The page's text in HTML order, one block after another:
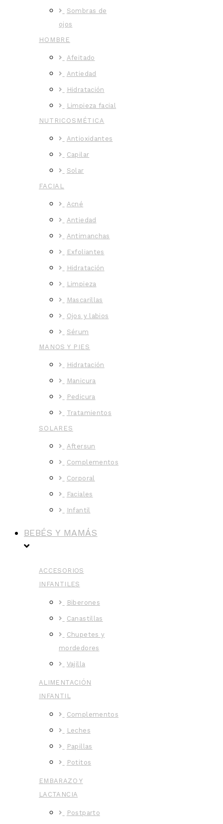
Sombras de
ojos
HOMBRE
Afeitado
Antiedad
Hidratación
Limpieza facial
NUTRICOSMÉTICA
Antioxidantes
Capilar
Solar
FACIAL
Acné
Antiedad
Antimanchas
Exfoliantes
Hidratación
Limpieza
Mascarillas
Ojos y labios
Sérum
MANOS Y PIES
Hidratación
Manicura
Pedicura
Tratamientos
SOLARES
Aftersun
Complementos
Corporal
Faciales
Infantil
BEBÉS Y MAMÁS
ACCESORIOS
INFANTILES
Biberones
Canastillas
Chupetes y
mordedores
Vajilla
ALIMENTACIÓN
INFANTIL
Complementos
Leches
Papillas
Potitos
EMBARAZO Y
LACTANCIA
Postparto